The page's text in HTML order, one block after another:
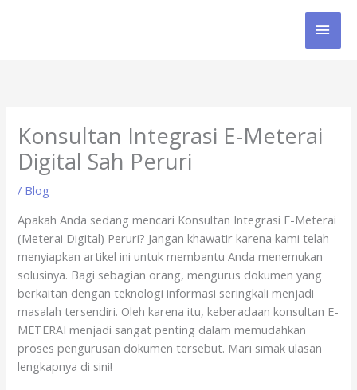
Konsultan Integrasi E-Meterai
Digital Sah Peruri
/ Blog
Apakah Anda sedang mencari Konsultan Integrasi E-Meterai
(Meterai Digital) Peruri? Jangan khawatir karena kami telah
menyiapkan artikel ini untuk membantu Anda menemukan
solusinya. Bagi sebagian orang, mengurus dokumen yang
berkaitan dengan teknologi informasi seringkali menjadi
masalah tersendiri. Oleh karena itu, keberadaan konsultan E-
METERAI menjadi sangat penting dalam memudahkan
proses pengurusan dokumen tersebut. Mari simak ulasan
lengkapnya di sini!